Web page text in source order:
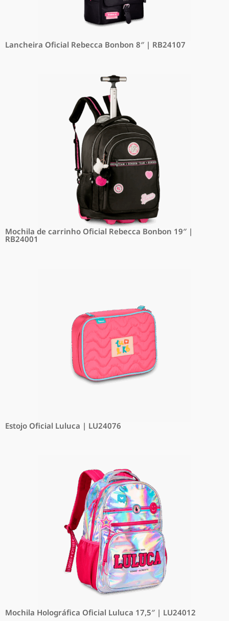
Lancheira Oficial Rebecca Bonbon 8″ | RB24107
Mochila de carrinho Oficial Rebecca Bonbon 19″ |
RB24001
Estojo Oficial Luluca | LU24076
Mochila Holográfica Oficial Luluca 17,5″ | LU24012